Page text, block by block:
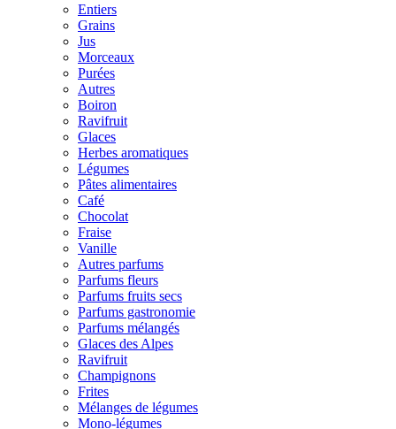
Entiers
Grains
Jus
Morceaux
Purées
Autres
Boiron
Ravifruit
Glaces
Herbes aromatiques
Légumes
Pâtes alimentaires
Café
Chocolat
Fraise
Vanille
Autres parfums
Parfums fleurs
Parfums fruits secs
Parfums gastronomie
Parfums mélangés
Glaces des Alpes
Ravifruit
Champignons
Frites
Mélanges de légumes
Mono-légumes